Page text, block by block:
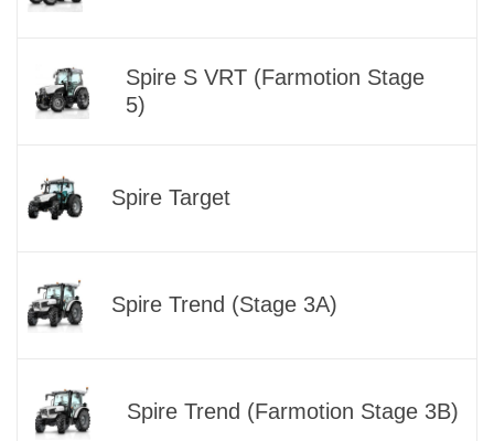
Spire S VRT (Farmotion Stage
5)
Spire Target
Spire Trend (Stage 3A)
Spire Trend (Farmotion Stage 3B)